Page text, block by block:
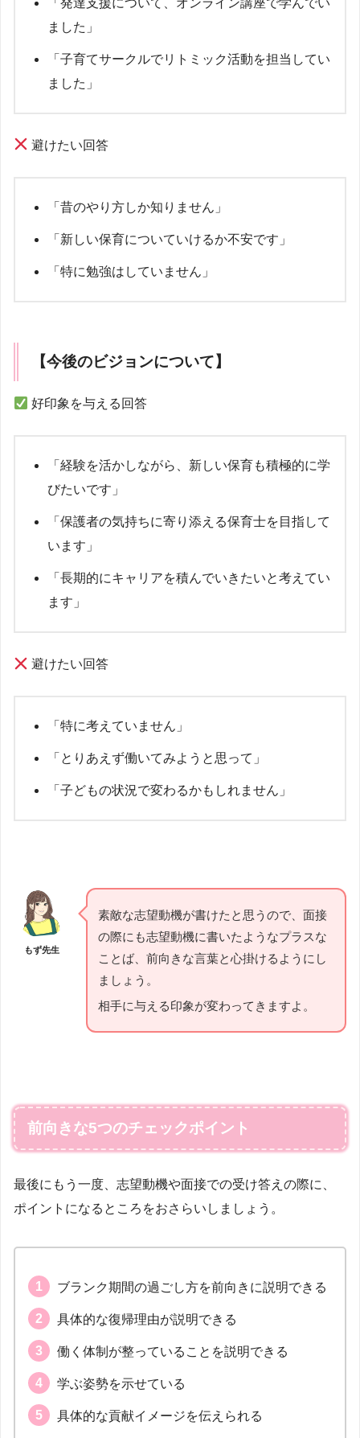
ました」
「子育てサークルでリトミック活動を担当してい
ました」
避けたい回答
「昔のやり方しか知りません」
「新しい保育についていけるか不安です」
「特に勉強はしていません」
【今後のビジョンについて】
好印象を与える回答
「経験を活かしながら、新しい保育も積極的に学
びたいです」
「保護者の気持ちに寄り添える保育士を目指して
います」
「長期的にキャリアを積んでいきたいと考えてい
ます」
避けたい回答
「特に考えていません」
「とりあえず働いてみようと思って」
「子どもの状況で変わるかもしれません」
もず先生
素敵な志望動機が書けたと思うので、面接
の際にも志望動機に書いたようなプラスな
ことば、前向きな言葉と心掛けるようにし
ましょう。
相手に与える印象が変わってきますよ。
前向きな5つのチェックポイント
最後にもう一度、志望動機や面接での受け答えの際に、
ポイントになるところをおさらいしましょう。
ブランク期間の過ごし方を前向きに説明できる
具体的な復帰理由が説明できる
働く体制が整っていることを説明できる
学ぶ姿勢を示せている
具体的な貢献イメージを伝えられる